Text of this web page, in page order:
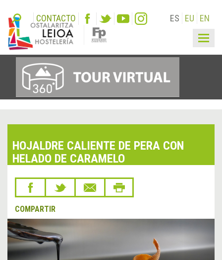
CONTACTO ES EU EN
HOJALDRE CALIENTE DE PERA CON
HELADO DE CARAMELO
COMPARTIR
&lsaquo;
Anterior